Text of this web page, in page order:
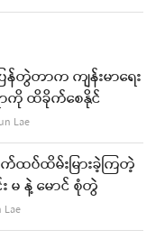
န်တွဲတာက ကျန်းမာရေး
ကို ထိခိုက်စေနိုင်
Lae
ထပ်ထိမ်းမြားခဲ့ကြတဲ့
မ နဲ့ မောင် စုံတွဲ
Lae